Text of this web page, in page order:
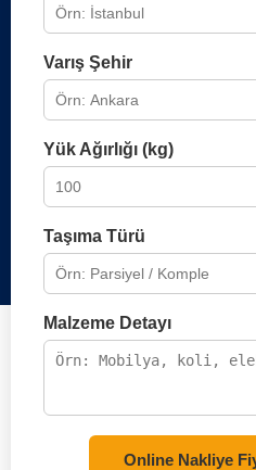
Varış Şehir
Yük Ağırlığı (kg)
Taşıma Türü
Malzeme Detayı
Online Nakliye